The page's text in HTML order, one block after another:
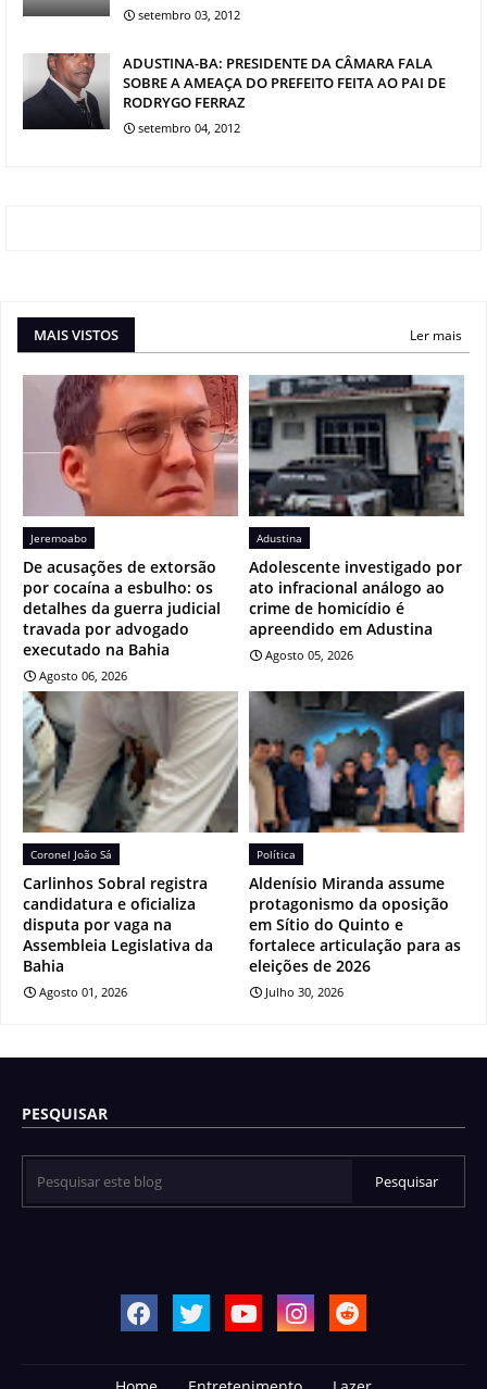
setembro 03, 2012
ADUSTINA-BA: PRESIDENTE DA CÂMARA FALA
SOBRE A AMEAÇA DO PREFEITO FEITA AO PAI DE
RODRYGO FERRAZ
setembro 04, 2012
MAIS VISTOS Ler mais
Jeremoabo
De acusações de extorsão
por cocaína a esbulho: os
detalhes da guerra judicial
travada por advogado
executado na Bahia
Agosto 06, 2026
Adustina
Adolescente investigado por
ato infracional análogo ao
crime de homicídio é
apreendido em Adustina
Agosto 05, 2026
Coronel João Sá
Carlinhos Sobral registra
candidatura e oficializa
disputa por vaga na
Assembleia Legislativa da
Bahia
Agosto 01, 2026
Política
Aldenísio Miranda assume
protagonismo da oposição
em Sítio do Quinto e
fortalece articulação para as
eleições de 2026
Julho 30, 2026
PESQUISAR